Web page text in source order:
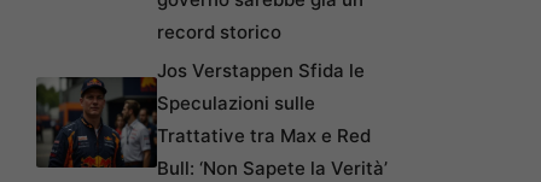
record storico
Jos Verstappen Sfida le
Speculazioni sulle
Trattative tra Max e Red
Bull: ‘Non Sapete la Verità’